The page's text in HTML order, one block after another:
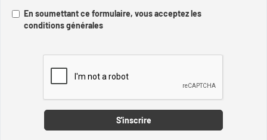
En soumettant ce formulaire, vous acceptez les
conditions générales
S'inscrire